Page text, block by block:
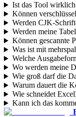
Ist das Tool
Können
Werden CJK-
Werden meine
Können gescannte
Was ist mit
Welche
Wo werden meine
Wie groß darf die
Warum dauert die
Wie schneidet
Kann ich das